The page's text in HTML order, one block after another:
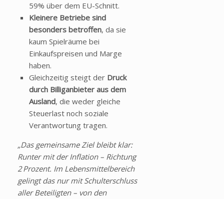
59% über dem EU-Schnitt.
Kleinere Betriebe sind
besonders betroffen, da sie
kaum Spielräume bei
Einkaufspreisen und Marge
haben.
Gleichzeitig steigt der Druck
durch Billiganbieter aus dem
Ausland, die weder gleiche
Steuerlast noch soziale
Verantwortung tragen.
„Das gemeinsame Ziel bleibt klar:
Runter mit der Inflation – Richtung
2Prozent. Im Lebensmittelbereich
gelingt das nur mit Schulterschluss
aller Beteiligten – von den